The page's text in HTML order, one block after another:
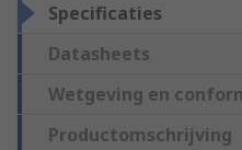
Specificaties
Datasheets
Wetgeving en
Productomschrijving